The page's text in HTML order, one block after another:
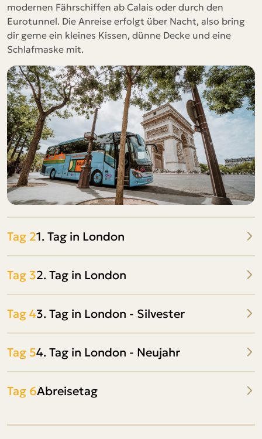
modernen Fährschiffen ab Calais oder durch den
Eurotunnel. Die Anreise erfolgt über Nacht, also bring
dir gerne ein kleines Kissen, dünne Decke und eine
Schlafmaske mit.
Tag 21. Tag in London
Tag 32. Tag in London
Tag 43. Tag in London - Silvester
Tag 54. Tag in London - Neujahr
Tag 6Abreisetag